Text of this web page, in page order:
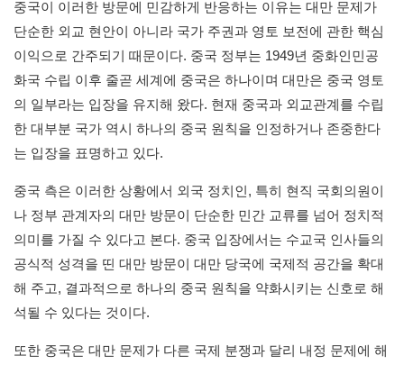
중국이 이러한 방문에 민감하게 반응하는 이유는 대만 문제가
단순한 외교 현안이 아니라 국가 주권과 영토 보전에 관한 핵심
이익으로 간주되기 때문이다. 중국 정부는 1949년 중화인민공
화국 수립 이후 줄곧 세계에 중국은 하나이며 대만은 중국 영토
의 일부라는 입장을 유지해 왔다. 현재 중국과 외교관계를 수립
한 대부분 국가 역시 하나의 중국 원칙을 인정하거나 존중한다
는 입장을 표명하고 있다.
중국 측은 이러한 상황에서 외국 정치인, 특히 현직 국회의원이
나 정부 관계자의 대만 방문이 단순한 민간 교류를 넘어 정치적
의미를 가질 수 있다고 본다. 중국 입장에서는 수교국 인사들의
공식적 성격을 띤 대만 방문이 대만 당국에 국제적 공간을 확대
해 주고, 결과적으로 하나의 중국 원칙을 약화시키는 신호로 해
석될 수 있다는 것이다.
또한 중국은 대만 문제가 다른 국제 분쟁과 달리 내정 문제에 해